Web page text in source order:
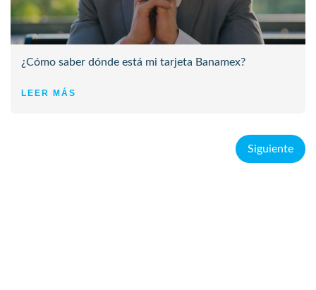
¿Cómo saber dónde está mi tarjeta Banamex?
LEER MÁS
Siguiente